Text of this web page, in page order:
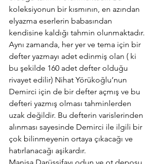
koleksiyonun bir kısmının, en azından
elyazma eserlerin babasından
kendisine kaldığı tahmin olunmaktadır.
Aynı zamanda, her yer ve tema için bir
defter yazmayı adet edinmiş olan ( ki
bu şekilde 160 adet defter olduğu
rivayet edilir) Nihat Yörükoğlu’nun
Demirci için de bir defter açmış ve bu
defteri yazmış olması tahminlerden
uzak değildir. Bu defterin varislerinden
alınması sayesinde Demirci ile ilgili bir
çok bilinmeyenin ortaya çıkacağı ve
hatırlanacağı aşikardır.